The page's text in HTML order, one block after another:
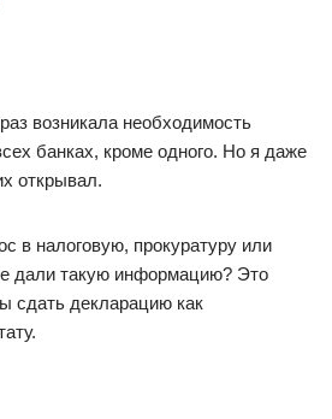
возникала необходимость
банках, кроме одного. Но я даже
открывал.
в налоговую, прокуратуру или
дали такую информацию? Это
сдать декларацию как